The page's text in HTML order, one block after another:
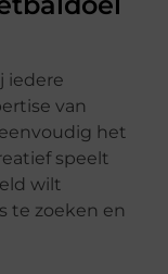
iedere
van
het
speelt
wilt
te zoeken en